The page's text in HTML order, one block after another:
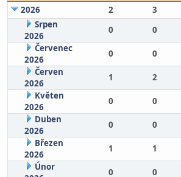
2026
2 3
Srpen
2026
0 0
Červenec
2026
0 0
Červen
2026
1 2
Květen
2026
0 0
Duben
2026
0 0
Březen
2026
1 1
Únor
0 0